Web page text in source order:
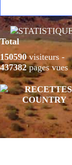
Total
150590visiteurs -
437382pages vues